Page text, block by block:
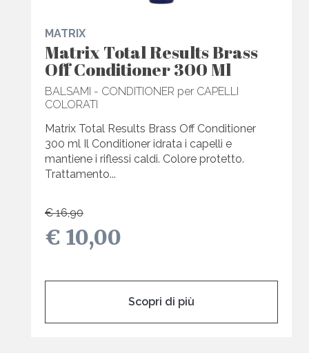
MATRIX
Matrix Total Results Brass
Off Conditioner 300 Ml
BALSAMI - CONDITIONER per CAPELLI
COLORATI
Matrix Total Results Brass Off Conditioner
300 ml Il Conditioner idrata i capelli e
mantiene i riflessi caldi. Colore protetto.
Trattamento...
€ 16,90
€ 10,00
Scopri di più